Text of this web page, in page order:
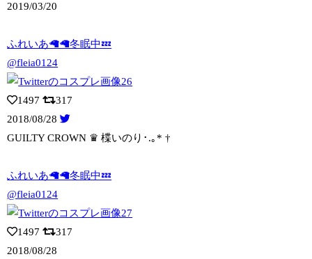
2019/03/20
ふれいあ🦙🦙冬眠中💤
@fleia0124
1497
317
2018/08/28
GUILTY CROWN ♛ 楪いのり･.｡* †
ふれいあ🦙🦙冬眠中💤
@fleia0124
1497
317
2018/08/28